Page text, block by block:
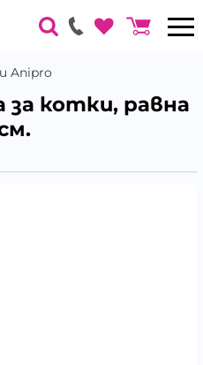
Anipro
за котки, равна